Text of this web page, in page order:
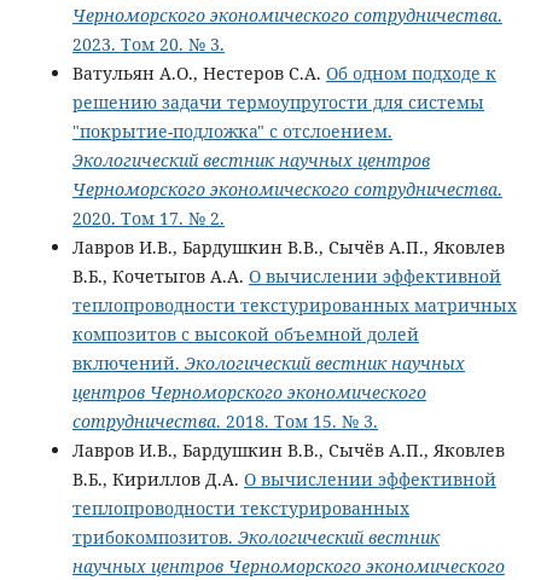
Черноморского экономического сотрудничества.
2023. Том 20. № 3.
Ватульян А.О., Нестеров С.А. Об одном подходе к
решению задачи термоупругости для системы
"покрытие-подложка" с отслоением.
Экологический вестник научных центров
Черноморского экономического сотрудничества.
2020. Том 17. № 2.
Лавров И.В., Бардушкин В.В., Сычёв А.П., Яковлев
В.Б., Кочетыгов А.А. О вычислении эффективной
теплопроводности текстурированных матричных
композитов с высокой объемной долей
включений. Экологический вестник научных
центров Черноморского экономического
сотрудничества. 2018. Том 15. № 3.
Лавров И.В., Бардушкин В.В., Сычёв А.П., Яковлев
В.Б., Кириллов Д.А. О вычислении эффективной
теплопроводности текстурированных
трибокомпозитов. Экологический вестник
научных центров Черноморского экономического